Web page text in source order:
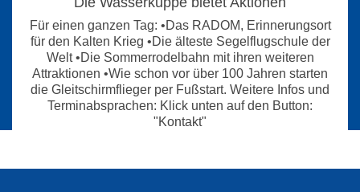
Für einen ganzen Tag: •Das RADOM, Erinnerungsort
für den Kalten Krieg •Die älteste Segelflugschule der
Welt •Die Sommerrodelbahn mit ihren weiteren
Attraktionen •Wie schon vor über 100 Jahren starten
die Gleitschirmflieger per Fußstart. Weitere Infos und
Terminabsprachen: Klick unten auf den Button:
"Kontakt"